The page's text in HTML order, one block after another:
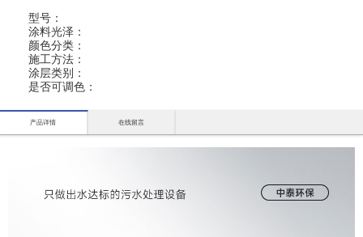
型号：
涂料光泽：
颜色分类：
施工方法：
涂层类别：
是否可调色：
产品详情 在线留言